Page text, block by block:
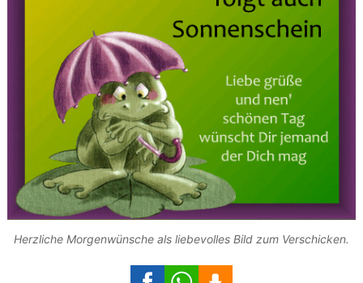
Herzliche Morgenwünsche als liebevolles Bild zum Verschicken.